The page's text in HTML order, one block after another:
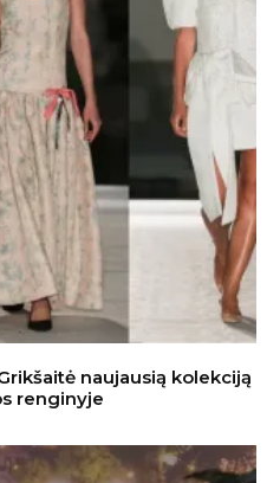
naujausią kolekciją
renginyje